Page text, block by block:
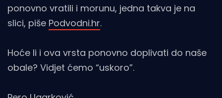
ponovno vratili i morunu, jedna takva je na
slici, piše Podvodni.hr.
Hoće li i ova vrsta ponovno doplivati do naše
obale? Vidjet ćemo “uskoro”.